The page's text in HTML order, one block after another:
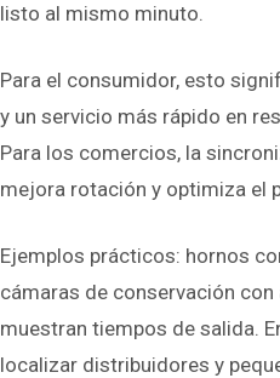
listo al mismo minuto.
Para el consumidor, esto
y un servicio más rápido en
Para los comercios, la
mejora rotación y optimiza el
Ejemplos prácticos: hornos
cámaras de conservación con
muestran tiempos de salida.
localizar distribuidores y